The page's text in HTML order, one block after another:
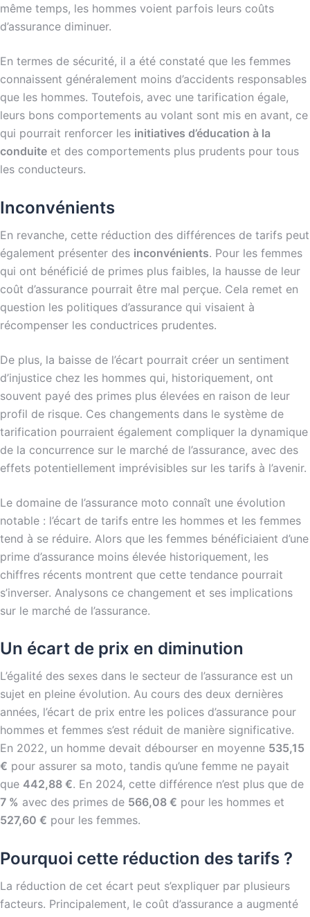
même temps, les hommes voient parfois leurs coûts
d’assurance diminuer.
En termes de sécurité, il a été constaté que les femmes
connaissent généralement moins d’accidents responsables
que les hommes. Toutefois, avec une tarification égale,
leurs bons comportements au volant sont mis en avant, ce
qui pourrait renforcer les initiatives d’éducation à la
conduite et des comportements plus prudents pour tous
les conducteurs.
Inconvénients
En revanche, cette réduction des différences de tarifs peut
également présenter des inconvénients. Pour les femmes
qui ont bénéficié de primes plus faibles, la hausse de leur
coût d’assurance pourrait être mal perçue. Cela remet en
question les politiques d’assurance qui visaient à
récompenser les conductrices prudentes.
De plus, la baisse de l’écart pourrait créer un sentiment
d’injustice chez les hommes qui, historiquement, ont
souvent payé des primes plus élevées en raison de leur
profil de risque. Ces changements dans le système de
tarification pourraient également compliquer la dynamique
de la concurrence sur le marché de l’assurance, avec des
effets potentiellement imprévisibles sur les tarifs à l’avenir.
Le domaine de l’assurance moto connaît une évolution
notable : l’écart de tarifs entre les hommes et les femmes
tend à se réduire. Alors que les femmes bénéficiaient d’une
prime d’assurance moins élevée historiquement, les
chiffres récents montrent que cette tendance pourrait
s’inverser. Analysons ce changement et ses implications
sur le marché de l’assurance.
Un écart de prix en diminution
L’égalité des sexes dans le secteur de l’assurance est un
sujet en pleine évolution. Au cours des deux dernières
années, l’écart de prix entre les polices d’assurance pour
hommes et femmes s’est réduit de manière significative.
En 2022, un homme devait débourser en moyenne 535,15
€ pour assurer sa moto, tandis qu’une femme ne payait
que 442,88 €. En 2024, cette différence n’est plus que de
7 % avec des primes de 566,08 € pour les hommes et
527,60 € pour les femmes.
Pourquoi cette réduction des tarifs ?
La réduction de cet écart peut s’expliquer par plusieurs
facteurs. Principalement, le coût d’assurance a augmenté